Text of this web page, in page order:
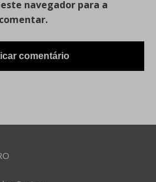
navegador para a